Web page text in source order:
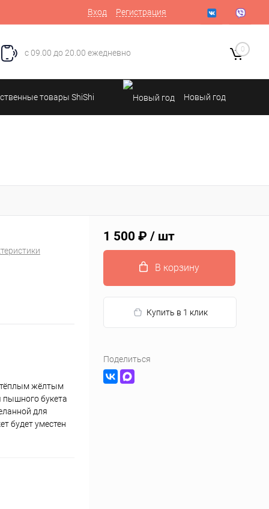
Вход Регистрация
с 09.00 до 20.00 ежедневно 0
товары ShiShi Новый год
тёплым жёлтым
пышного букета
для
будет уместен
1 500 ₽ / шт
В корзину
Купить в 1 клик
Поделиться